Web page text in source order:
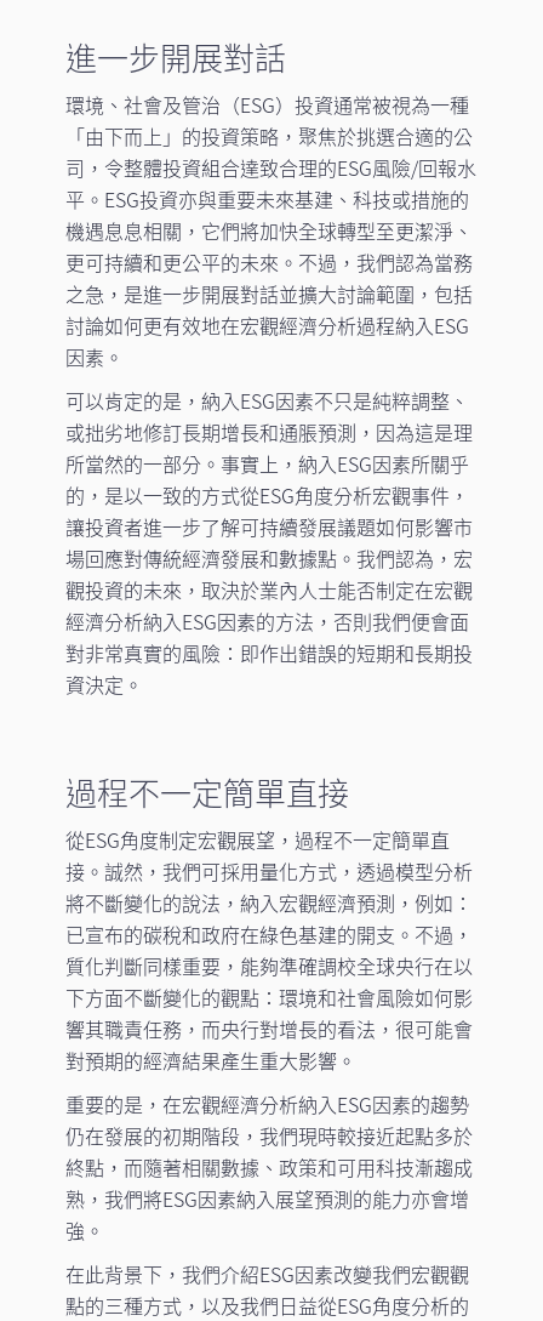
進一步開展對話
環境、社會及管治（ESG）投資通常被視為一種
「由下而上」的投資策略，聚焦於挑選合適的公
司，令整體投資組合達致合理的ESG風險/回報水
平。ESG投資亦與重要未來基建、科技或措施的
機遇息息相關，它們將加快全球轉型至更潔淨、
更可持續和更公平的未來。不過，我們認為當務
之急，是進一步開展對話並擴大討論範圍，包括
討論如何更有效地在宏觀經濟分析過程納入ESG
因素。
可以肯定的是，納入ESG因素不只是純粹調整、
或拙劣地修訂長期增長和通脹預測，因為這是理
所當然的一部分。事實上，納入ESG因素所關乎
的，是以一致的方式從ESG角度分析宏觀事件，
讓投資者進一步了解可持續發展議題如何影響市
場回應對傳統經濟發展和數據點。我們認為，宏
觀投資的未來，取決於業內人士能否制定在宏觀
經濟分析納入ESG因素的方法，否則我們便會面
對非常真實的風險：即作出錯誤的短期和長期投
資決定。
過程不一定簡單直接
從ESG角度制定宏觀展望，過程不一定簡單直
接。誠然，我們可採用量化方式，透過模型分析
將不斷變化的說法，納入宏觀經濟預測，例如：
已宣布的碳稅和政府在綠色基建的開支。不過，
質化判斷同樣重要，能夠準確調校全球央行在以
下方面不斷變化的觀點：環境和社會風險如何影
響其職責任務，而央行對增長的看法，很可能會
對預期的經濟結果產生重大影響。
重要的是，在宏觀經濟分析納入ESG因素的趨勢
仍在發展的初期階段，我們現時較接近起點多於
終點，而隨著相關數據、政策和可用科技漸趨成
熟，我們將ESG因素納入展望預測的能力亦會增
強。
在此背景下，我們介紹ESG因素改變我們宏觀觀
點的三種方式，以及我們日益從ESG角度分析的